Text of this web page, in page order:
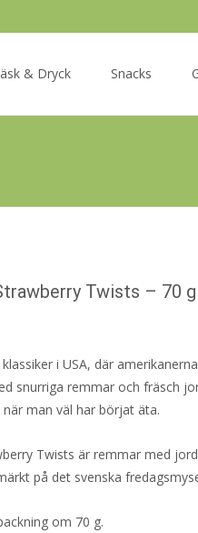
& Dryck Snacks
Twists – 70 g
i USA, där
snurriga remmar och fräsch
när man väl har börjat äta.
Twists är remmar med
på det svenska
om 70 g.